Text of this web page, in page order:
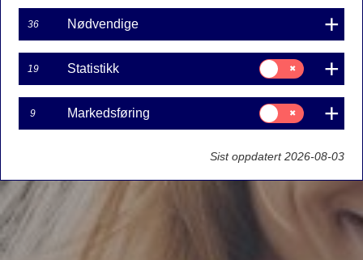
36 Nødvendige
19 Statistikk
Samtykke
til:
Statistikk
9 Markedsføring
Samtykke
til:
Markedsføring
Sist oppdatert 2026-08-03